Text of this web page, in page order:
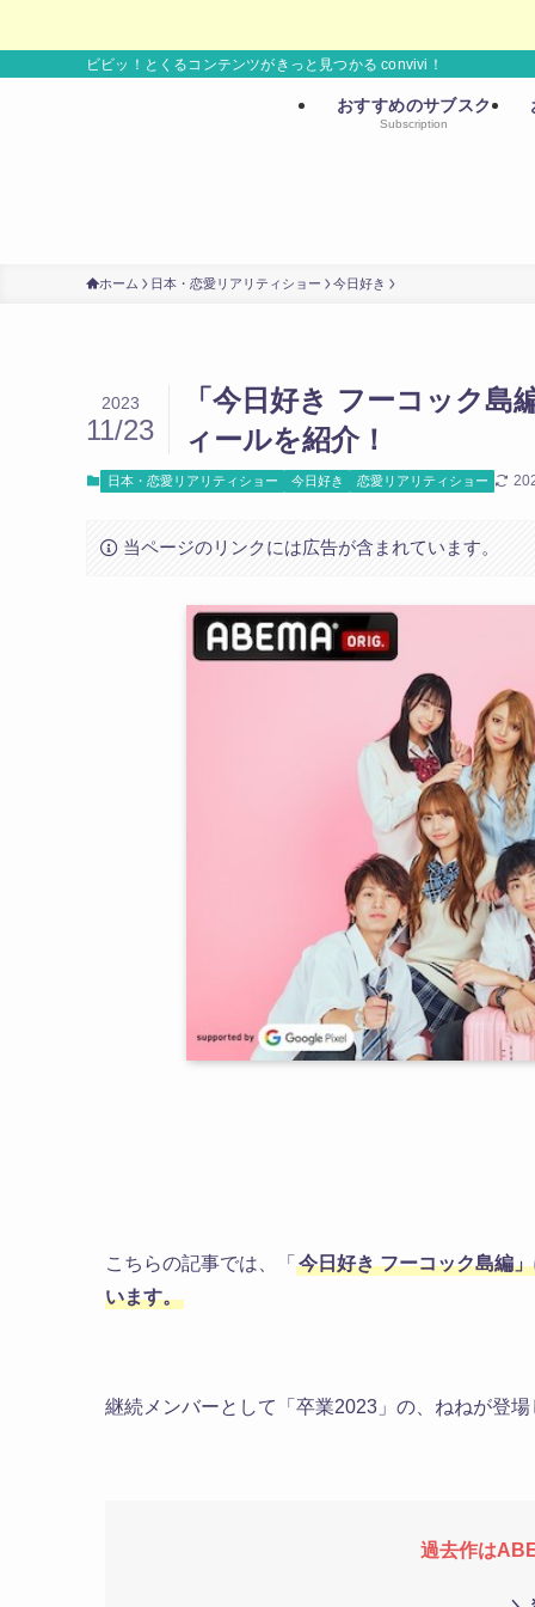
ビビッ！とくるコンテンツがきっと見つかる convivi！
おすすめのサブスク
Subscription
ホーム 日本・恋愛リアリティショー 今日好き
「今日好き フーコック
ィールを紹介！
2023
11/23
日本・恋愛リアリティショー 今日好き 恋愛リアリティショー
当ページのリンクには広告が含まれています。
こちらの記事では、 「 今日好き フーコック島編
います。
継続メンバーとして「卒業2023」の、ねねが登場
過去作は